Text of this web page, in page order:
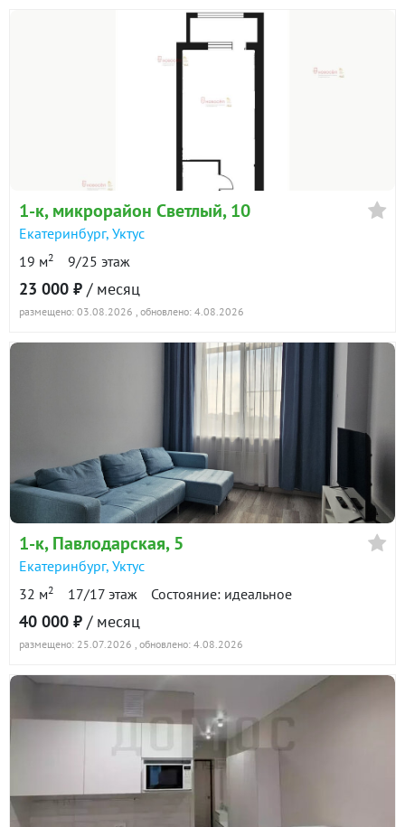
1-к, микрорайон Светлый, 10
Екатеринбург, Уктус
19 м2 9/25 этаж
23 000 ₽ / месяц
размещено: 03.08.2026 , обновлено: 4.08.2026
1-к, Павлодарская, 5
Екатеринбург, Уктус
32 м2 17/17 этаж Состояние: идеальное
40 000 ₽ / месяц
размещено: 25.07.2026 , обновлено: 4.08.2026